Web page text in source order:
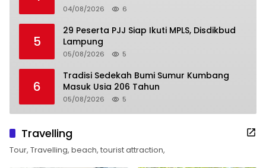
04/08/2026 6
5
29 Peserta PJJ Siap Ikuti MPLS, Disdikbud
Lampung
05/08/2026 5
6
Tradisi Sedekah Bumi Sumur Kumbang
Masuk Usia 206 Tahun
05/08/2026 5
Travelling
Tour, Travelling, beach, tourist attraction,